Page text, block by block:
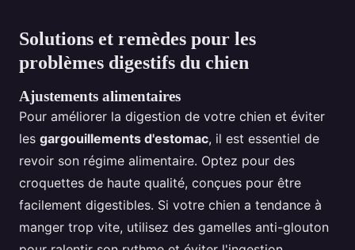
Solutions et remèdes pour les
problèmes digestifs du chien
Ajustements alimentaires
Pour améliorer la digestion de votre chien et éviter
les gargouillements d'estomac, il est essentiel de
revoir son régime alimentaire. Optez pour des
croquettes de haute qualité, conçues pour être
facilement digestibles. Si votre chien a tendance à
manger trop vite, utilisez des gamelles anti-glouton